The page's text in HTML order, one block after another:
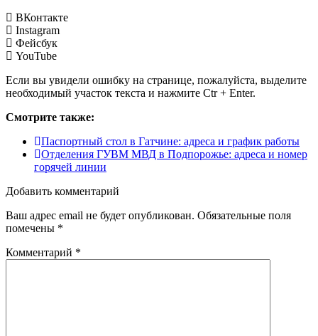
ВКонтакте
Instagram
Фейсбук
YouTube
Если вы увидели ошибку на странице, пожалуйста, выделите
необходимый участок текста и нажмите Ctr + Enter.
Смотрите также:
Паспортный стол в Гатчине: адреса и график работы
Отделения ГУВМ МВД в Подпорожье: адреса и номер
горячей линии
Добавить комментарий
Ваш адрес email не будет опубликован. Обязательные поля
помечены *
Комментарий *